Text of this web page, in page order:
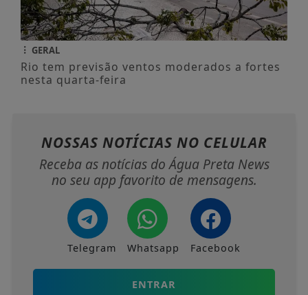
GERAL
Rio tem previsão ventos moderados a fortes
nesta quarta-feira
NOSSAS NOTÍCIAS NO CELULAR
Receba as notícias do Água Preta News
no seu app favorito de mensagens.
Telegram Whatsapp Facebook
ENTRAR